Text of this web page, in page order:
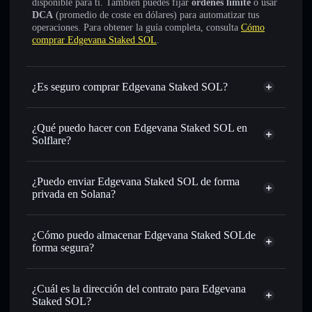
disponible para ti. También puedes fijar órdenes límite o usar
DCA (promedio de coste en dólares) para automatizar tus
operaciones. Para obtener la guía completa, consulta Cómo
comprar Edgevana Staked SOL.
¿Es seguro comprar Edgevana Staked SOL?
Edgevana Staked SOL token verificado
¿Qué puedo hacer con Edgevana Staked SOL en
Solflare?
Edgevana Staked SOL
cartera de Solflare
Intercambiar al instante: operar con EDGESOL para
SOL, USDC o miles de otros tokens de Solana con
disponible
Establecer órdenes límite: automatizar las operaciones en
tu precio objetivo para EDGESOL
Utilizar DCA: promedio de coste en dólares en EDGESOL
Enviar de forma privada
: transferir EDGESOL sin
¿Puedo enviar Edgevana Staked SOL de forma
privada en Solana?
cartera de Solflare
agregador de
Edgevana Staked SOL
¿Cómo puedo almacenar Edgevana Staked SOLde
forma segura?
Edgevana Staked SOL
¿Cuál es la dirección del contrato para Edgevana
Staked SOL?